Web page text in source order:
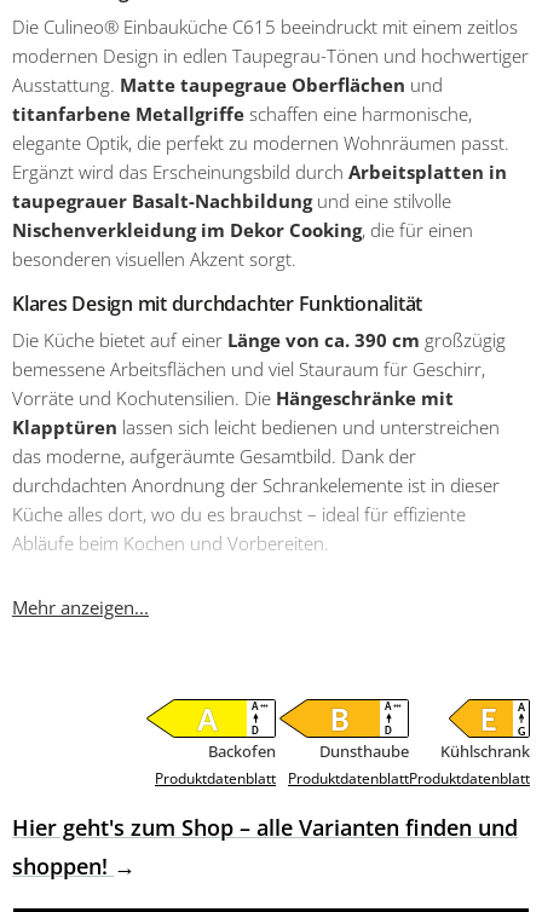
Die Culineo® Einbauküche C615 beeindruckt mit einem zeitlos
modernen Design in edlen Taupegrau-Tönen und hochwertiger
Ausstattung. Matte taupegraue Oberflächen und
titanfarbene Metallgriffe schaffen eine harmonische,
elegante Optik, die perfekt zu modernen Wohnräumen passt.
Ergänzt wird das Erscheinungsbild durch Arbeitsplatten in
taupegrauer Basalt-Nachbildungund eine stilvolle
Nischenverkleidung im Dekor Cooking, die für einen
besonderen visuellen Akzent sorgt.
Klares Design mit durchdachter Funktionalität
Die Küche bietet auf einer Länge von ca. 390 cm großzügig
bemessene Arbeitsflächen und viel Stauraum für Geschirr,
Vorräte und Kochutensilien. Die Hängeschränke mit
Klapptüren lassen sich leicht bedienen und unterstreichen
das moderne, aufgeräumte Gesamtbild. Dank der
durchdachten Anordnung der Schrankelemente ist in dieser
Küche alles dort, wo du es brauchst – ideal für effiziente
Abläufe beim Kochen und Vorbereiten.
Einbauspüle, die Funktionalität und Design perfekt verbindet.
Hochwertige privileg Einbaugeräte inklusive
Die Culineo® Einbauküche C615 ist mit modernen
privileg
ausgestattet, die Technik, Energieeffizienz und
Komfort auf den Punkt bringen. Der Kühlschrank
PRCI9VS2
mit Energieeffizienzklasse E (Spektrum A bis G) sorgt für
zuverlässige Kühlung und optimale Frische deiner Lebensmittel.
DerBackofenPHVK3NN5FIN arbeitet energieeffizient in der
Mehr anzeigen...
Backofen
Produktdatenblatt
Dunsthaube
Produktdatenblatt
Kühlschrank
Produktdatenblatt
Hier geht's zum Shop – alle Varianten finden und
shoppen!